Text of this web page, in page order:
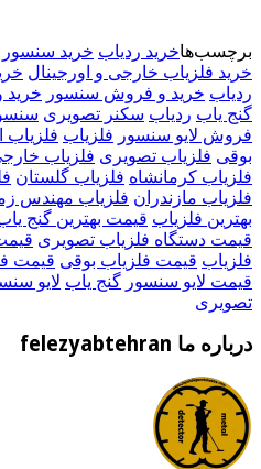
برچسب‌هاخرید ردیاب خرید سنسور
خرید فلزیاب خارجی و اورجینال
ردیاب خرید و فروش سنسور
گنج یاب ردیاب سکنر تصویری
فروش لایو سنسور فلزیاب فلزیاب
بوقی فلزیاب تصویری فلزیاب
فلزیاب کرمانشاه فلزیاب گلستان
فلزیاب مازندران فلزیاب مهندس
بهترین فلزیاب قیمت بهترین گنج
قیمت دستگاه فلزیاب تصویری
فلزیاب قیمت فلزیاب بوقی قیمت
قیمت لایو سنسور گنج یاب لایو
تصویری
درباره ما felezyabtehran